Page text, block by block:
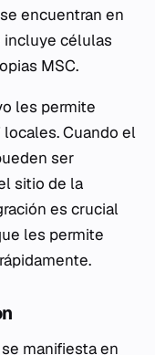
encuentran en
incluye células
MSC.
les permite
Cuando el
ser
sitio de la
es crucial
les permite
manifiesta en